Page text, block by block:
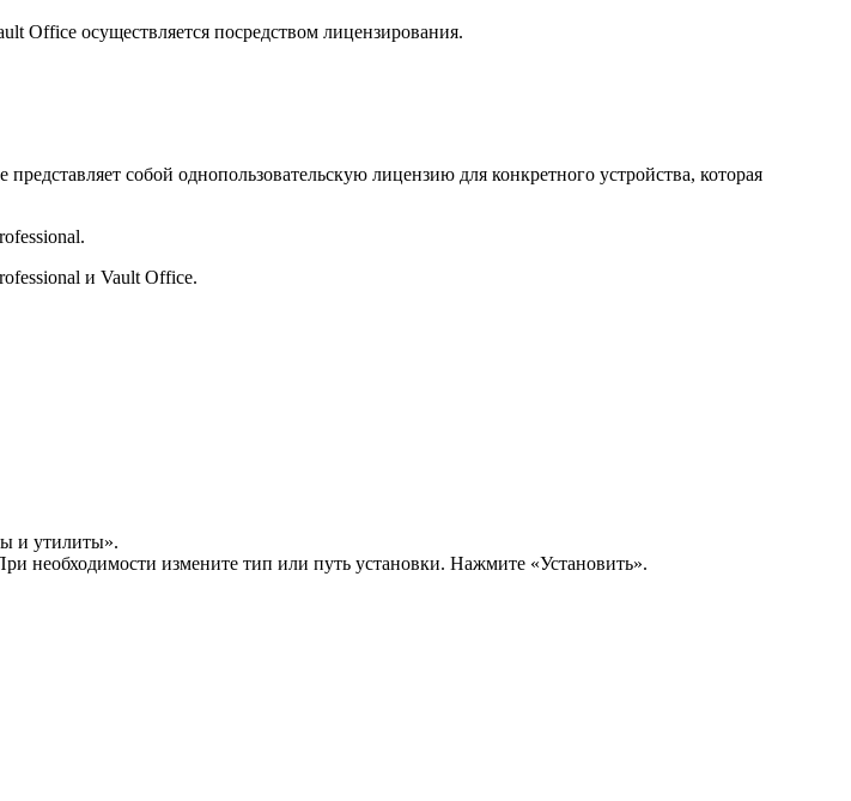
Office осуществляется посредством лицензирования.
собой однопользовательскую лицензию для конкретного устройства, которая
и Vault Office.
и утилиты».
необходимости измените тип или путь установки. Нажмите «Установить».